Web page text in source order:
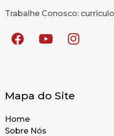
Trabalhe Conosco:
Mapa do Site
Home
Sobre Nós